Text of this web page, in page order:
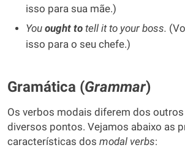
isso para sua mãe.)
You ought to tell it to your boss.
isso para o seu chefe.)
Gramática (Grammar)
Os verbos modais diferem dos
diversos pontos. Vejamos abaixo as
características dos modal verbs: